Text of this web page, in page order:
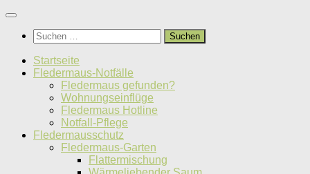
Unter
Inhalt
Suchen
nach:
Startseite
Fledermaus-Notfälle
Fledermaus gefunden?
Wohnungseinflüge
Fledermaus Hotline
Notfall-Pflege
Fledermausschutz
Fledermaus-Garten
Flattermischung